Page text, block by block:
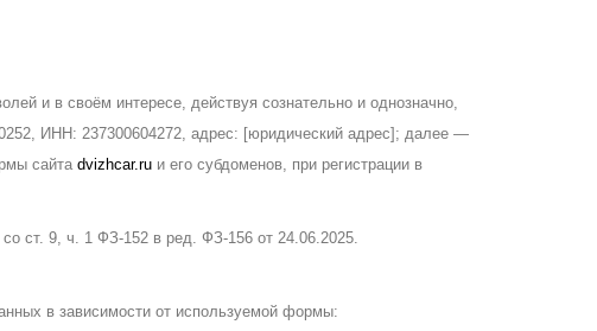
и в своём интересе, действуя сознательно и однозначно,
ИНН: 237300604272, адрес: [юридический адрес]; далее —
сайта dvizhcar.ruи его субдоменов, при регистрации в
ст. 9, ч. 1 ФЗ-152 в ред. ФЗ-156 от 24.06.2025.
в зависимости от используемой формы: